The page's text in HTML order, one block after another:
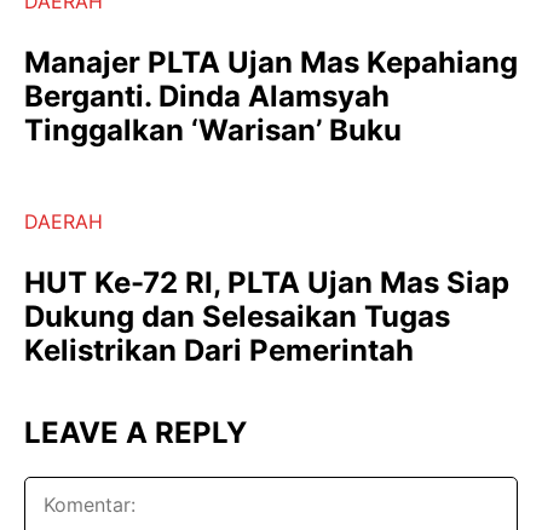
Manajer PLTA Ujan Mas Kepahiang
Berganti. Dinda Alamsyah
Tinggalkan ‘Warisan’ Buku
DAERAH
HUT Ke-72 RI, PLTA Ujan Mas Siap
Dukung dan Selesaikan Tugas
Kelistrikan Dari Pemerintah
LEAVE A REPLY